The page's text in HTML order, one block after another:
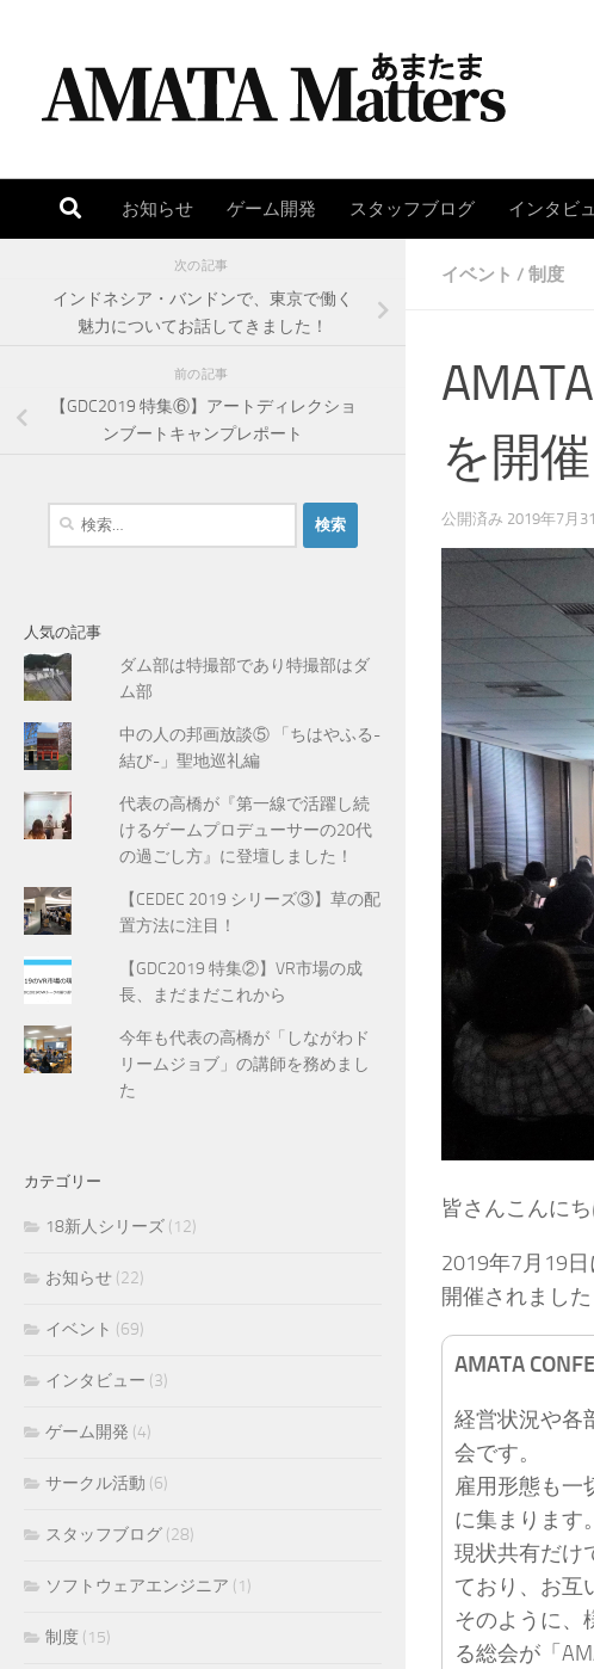
お知らせ ゲーム開発 スタッフブログ インタビ
イベント / 制度
を開
公開済み 2019年7月
皆さんこんに
2019年7月19日
開催されました
AMATA
経営状況や各
会です。
雇用形態も一
に集まります。
現状共有だけ
ており、お互
そのように、
る総会が「
次の記事
インドネシア・バンドンで、東京で働く
魅力についてお話してきました！
前の記事
【GDC2019 特集⑥】アートディレクショ
ンブートキャンプレポート
人気の記事
ダム部は特撮部であり特撮部はダ
ム部
中の人の邦画放談⑤ 「ちはやふる-
結び-」聖地巡礼編
代表の高橋が『第一線で活躍し続
けるゲームプロデューサーの20代
の過ごし方』に登壇しました！
【CEDEC 2019 シリーズ③】草の配
置方法に注目！
【GDC2019 特集②】VR市場の成
長、まだまだこれから
今年も代表の高橋が「しながわド
リームジョブ」の講師を務めまし
た
カテゴリー
18新人シリーズ (12)
お知らせ (22)
イベント (69)
インタビュー (3)
ゲーム開発 (4)
サークル活動 (6)
スタッフブログ (28)
ソフトウェアエンジニア (1)
制度 (15)